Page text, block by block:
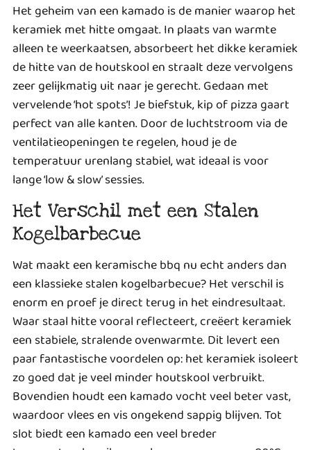
Het geheim van een kamado is de manier waarop het
keramiek met hitte omgaat. In plaats van warmte
alleen te weerkaatsen, absorbeert het dikke keramiek
de hitte van de houtskool en straalt deze vervolgens
zeer gelijkmatig uit naar je gerecht. Gedaan met
vervelende ‘hot spots’! Je biefstuk, kip of pizza gaart
perfect van alle kanten. Door de luchtstroom via de
ventilatieopeningen te regelen, houd je de
temperatuur urenlang stabiel, wat ideaal is voor
lange ‘low & slow’ sessies.
Het Verschil met een Stalen
Kogelbarbecue
Wat maakt een keramische bbq nu echt anders dan
een klassieke stalen kogelbarbecue? Het verschil is
enorm en proef je direct terug in het eindresultaat.
Waar staal hitte vooral reflecteert, creëert keramiek
een stabiele, stralende ovenwarmte. Dit levert een
paar fantastische voordelen op: het keramiek isoleert
zo goed dat je veel minder houtskool verbruikt.
Bovendien houdt een kamado vocht veel beter vast,
waardoor vlees en vis ongekend sappig blijven. Tot
slot biedt een kamado een veel breder